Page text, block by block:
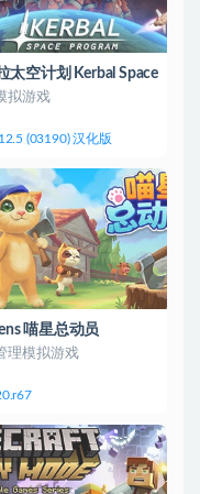
太空计划 Kerbal Space
拟游戏
(03190) 汉化版
喵星总动员
理模拟游戏